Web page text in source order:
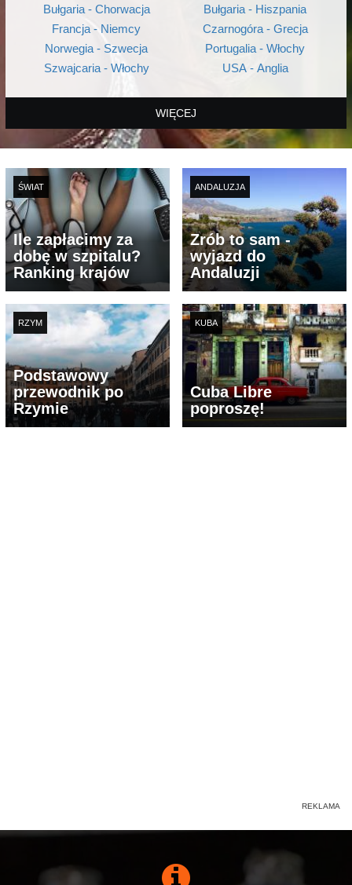
Bułgaria - Chorwacja
Francja - Niemcy
Norwegia - Szwecja
Szwajcaria - Włochy
Bułgaria - Hiszpania
Czarnogóra - Grecja
Portugalia - Włochy
USA - Anglia
WIĘCEJ
ŚWIAT
Ile zapłacimy za
dobę w szpitalu?
Ranking krajów
ANDALUZJA
Zrób to sam -
wyjazd do
Andaluzji
RZYM
Podstawowy
przewodnik po
Rzymie
KUBA
Cuba Libre
poproszę!